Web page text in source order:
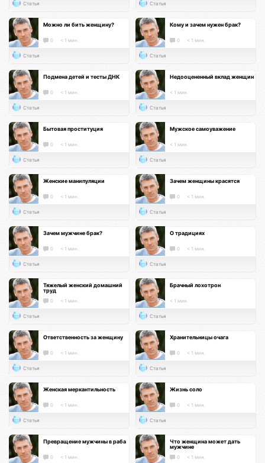
Статья Статья
Можно ли бить женщину?
0 < 1 мин.
Статья
Кому и зачем нужен брак?
0 < 1 мин.
Статья
Подмена детей и тесты ДНК
0 < 1 мин.
Статья
Недооцененный вклад женщин
< 1 мин.
Статья
Бытовая проституция
0 < 1 мин.
Статья
Мужское самоуважение
< 1 мин.
Статья
Женские манипуляции
0 < 1 мин.
Статья
Зачем женщины красятся
0 < 1 мин.
Статья
Зачем мужчине брак?
0 < 1 мин.
Статья
О традициях
0 < 1 мин.
Статья
Тяжелый женский домашний
труд
0 < 1 мин.
Статья
Брачный лохотрон
< 1 мин.
Статья
Ответственность за женщину
0 < 1 мин.
Статья
Хранительницы очага
0 < 1 мин.
Статья
Женская меркантильность
0 < 1 мин.
Статья
Жизнь соло
0 < 1 мин.
Статья
Превращение мужчины в раба
0 < 1 мин.
Что женщина может дать
мужчине
0 < 1 мин.